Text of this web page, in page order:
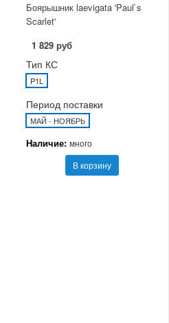
Боярышник laevigata 'Paul`s
Scarlet'
1 829 руб
Тип КС
P1L
Период поставки
МАЙ - НОЯБРЬ
Наличие: много
В корзину